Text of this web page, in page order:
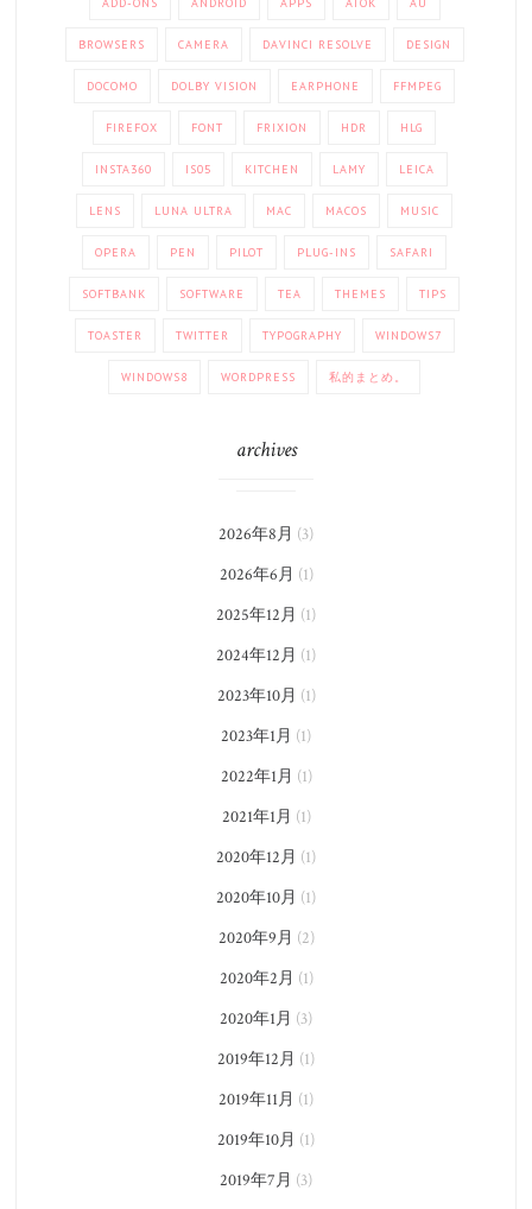
BROWSERS CAMERA DAVINCI RESOLVE DESIGN
DOCOMO DOLBY VISION EARPHONE FFMPEG
FIREFOX FONT FRIXION HDR HLG
INSTA360 IS05 KITCHEN LAMY LEICA
LENS LUNA ULTRA MAC MACOS MUSIC
OPERA PEN PILOT PLUG-INS SAFARI
SOFTBANK SOFTWARE TEA THEMES TIPS
TOASTER TWITTER TYPOGRAPHY WINDOWS7
WINDOWS8 WORDPRESS 私的まとめ。
archives
2026年8月 (3)
2026年6月 (1)
2025年12月 (1)
2024年12月 (1)
2023年10月 (1)
2023年1月 (1)
2022年1月 (1)
2021年1月 (1)
2020年12月 (1)
2020年10月 (1)
2020年9月 (2)
2020年2月 (1)
2020年1月 (3)
2019年12月 (1)
2019年11月 (1)
2019年10月 (1)
2019年7月 (3)